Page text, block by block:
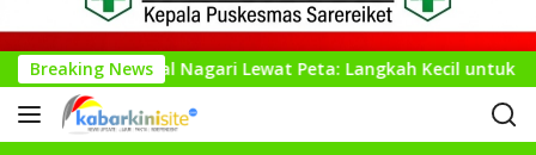
Breaking News
Nagari Lewat Peta: Langkah Kecil untuk Perencanaan